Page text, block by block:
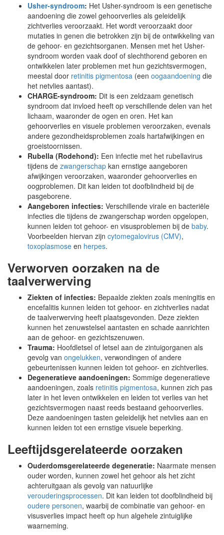
Usher-syndroom: Het Usher-syndroom is een genetische
aandoening die zowel gehoorverlies als geleidelijk
zichtverlies veroorzaakt. Het wordt veroorzaakt door
mutaties in genen die betrokken zijn bij de ontwikkeling van
de gehoor- en gezichtsorganen. Mensen met het Usher-
syndroom worden vaak doof of slechthorend geboren en
ontwikkelen later problemen met hun gezichtsvermogen,
meestal door retinitis pigmentosa (een oogaandoening die
het netvlies aantast).
CHARGE-syndroom: Dit is een zeldzaam genetisch
syndroom dat invloed heeft op verschillende delen van het
lichaam, waaronder de ogen en oren. Het kan
gehoorverlies en visuele problemen veroorzaken, evenals
andere gezondheidsproblemen zoals hartafwijkingen en
groeistoornissen.
Rubella (Rodehond): Een infectie met het rubellavirus
tijdens de zwangerschap kan ernstige aangeboren
afwijkingen veroorzaken, waaronder gehoorverlies en
oogproblemen. Dit kan leiden tot doofblindheid bij de
pasgeborene.
Aangeboren infecties: Verschillende virale en bacteriële
infecties die tijdens de zwangerschap worden opgelopen,
kunnen leiden tot gehoor- en visusproblemen bij de baby.
Voorbeelden hiervan zijn cytomegalovirus (CMV),
toxoplasmose en herpes.
Verworven oorzaken na de
taalverwerving
Ziekten of infecties: Bepaalde ziekten zoals meningitis en
encefalitis kunnen leiden tot gehoor- en zichtverlies nadat
de taalverwerving heeft plaatsgevonden. Deze ziekten
kunnen het zenuwstelsel aantasten en schade aanrichten
aan de gehoor- en gezichtszenuwen.
Trauma: Hoofdletsel of letsel aan de zintuigorganen als
gevolg van ongelukken, verwondingen of andere
gebeurtenissen kunnen leiden tot gehoor- en zichtverlies.
Degeneratieve aandoeningen: Sommige degeneratieve
aandoeningen, zoals retinitis pigmentosa, kunnen zich pas
later in het leven ontwikkelen en leiden tot verlies van het
gezichtsvermogen naast reeds bestaand gehoorverlies.
Deze aandoeningen tasten geleidelijk het netvlies aan en
kunnen leiden tot een ernstige visuele beperking.
Leeftijdsgerelateerde oorzaken
Ouderdomsgerelateerde degeneratie: Naarmate mensen
ouder worden, kunnen zowel het gehoor als het zicht
achteruitgaan als gevolg van natuurlijke
verouderingsprocessen. Dit kan leiden tot doofblindheid bij
oudere personen, waarbij de combinatie van gehoor- en
visusverlies impact heeft op hun algehele zintuiglijke
waarneming.